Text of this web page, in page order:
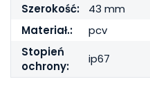
Szerokość:
43 mm
Materiał.:
pcv
Stopień
ochrony:
ip67